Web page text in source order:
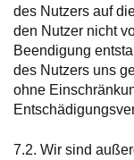
des Nutzers auf
den Nutzer nicht
Beendigung
des Nutzers uns
ohne
7.2. Wir sind